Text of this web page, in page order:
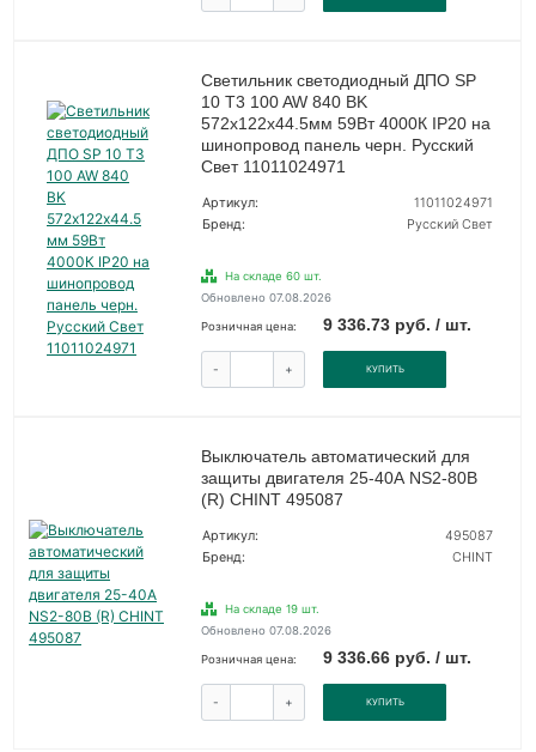
Светильник светодиодный ДПО SP
10 T3 100 AW 840 BK
572х122х44.5мм 59Вт 4000К IP20 на
шинопровод панель черн. Русский
Свет 11011024971
Артикул:
11011024971
Бренд:
Русский Свет
На складе 60 шт.
Обновлено 07.08.2026
Розничная цена: 9 336.73 руб. / шт.
- + КУПИТЬ
Выключатель автоматический для
защиты двигателя 25-40А NS2-80B
(R) CHINT 495087
Артикул:
495087
Бренд:
CHINT
На складе 19 шт.
Обновлено 07.08.2026
Розничная цена: 9 336.66 руб. / шт.
- + КУПИТЬ